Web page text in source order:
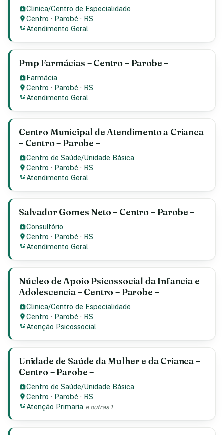
Clinica/Centro de Especialidade
Centro · Parobé · RS
Atendimento Geral
Pmp Farmácias – Centro – Parobe –
Farmácia
Centro · Parobé · RS
Atendimento Geral
Centro Municipal de Atendimento a Crianca
– Centro – Parobe –
Centro de Saúde/Unidade Básica
Centro · Parobé · RS
Atendimento Geral
Salvador Gomes Neto – Centro – Parobe –
Consultório
Centro · Parobé · RS
Atendimento Geral
Núcleo de Apoio Psicossocial da Infancia e
Adolescencia – Centro – Parobe –
Clinica/Centro de Especialidade
Centro · Parobé · RS
Atenção Psicossocial
Unidade de Saúde da Mulher e da Crianca –
Centro – Parobe –
Centro de Saúde/Unidade Básica
Centro · Parobé · RS
Atenção Primaria e outras 1